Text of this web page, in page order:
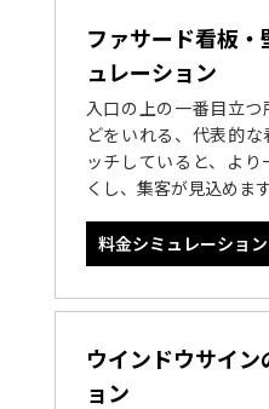
ファサード看板・
ュレーション
入口の上の一番目立
どをいれる、代表的
ッチしていると、よ
くし、集客が見込めます
料金シミュレーショ
ウインドウサイ
ョン